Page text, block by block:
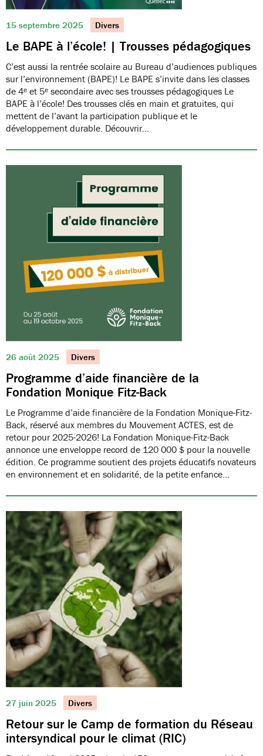
15 septembre 2025 Divers
Le BAPE à l’école! | Trousses pédagogiques
C’est aussi la rentrée scolaire au Bureau d’audiences publiques
sur l’environnement (BAPE)! Le BAPE s’invite dans les classes
de 4ᵉ et 5ᵉ secondaire avec ses trousses pédagogiques Le
BAPE à l’école! Des trousses clés en main et gratuites, qui
mettent de l’avant la participation publique et le
développement durable. Découvrir…
26 août 2025 Divers
Programme d’aide financière de la
Fondation Monique Fitz-Back
Le Programme d’aide financière de la Fondation Monique-Fitz-
Back, réservé aux membres du Mouvement ACTES, est de
retour pour 2025-2026! La Fondation Monique-Fitz-Back
annonce une enveloppe record de 120 000 $ pour la nouvelle
édition. Ce programme soutient des projets éducatifs novateurs
en environnement et en solidarité, de la petite enfance…
27 juin 2025 Divers
Retour sur le Camp de formation du Réseau
intersyndical pour le climat (RIC)